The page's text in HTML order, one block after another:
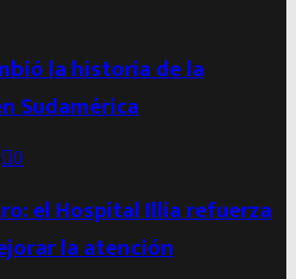
la historia de la
Sudamérica
0
el Hospital Illia refuerza
la atención